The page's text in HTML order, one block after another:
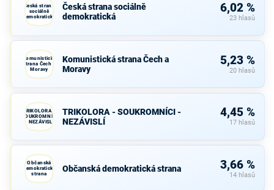
Česká strana
sociálně
demokratická
Česká strana sociálně
demokratická
6,02 %
23 hlasů
Komunistická
strana Čech a
Moravy
Komunistická strana Čech a
Moravy
5,23 %
20 hlasů
TRIKOLORA -
SOUKROMNÍCI
- NEZÁVISLÍ
TRIKOLORA - SOUKROMNÍCI -
NEZÁVISLÍ
4,45 %
17 hlasů
Občanská
demokratická
strana
Občanská demokratická strana 3,66 %
14 hlasů